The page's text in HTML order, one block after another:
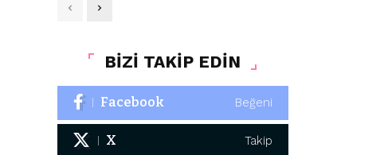
BİZİ TAKİP EDİN
Facebook Beğeni
X Takip